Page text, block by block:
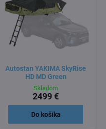
Autostan YAKIMA SkyRise
HD MD Green
Skladom
2499 €
Do košíka